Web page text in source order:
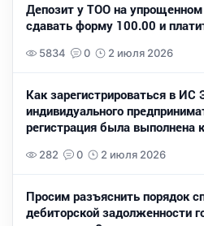
Депозит у ТОО на
сдавать форму 100.00 и
5834 0 2 июля 2026
Как зарегистрироваться в ИС
индивидуального
регистрация была выполнена
282 0 2 июля 2026
Просим разъяснить порядок
дебиторской задолженности